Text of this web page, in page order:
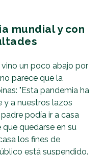
mundial y con
un poco abajo por
no parece que la
"Esta pandemia ha
y a nuestros lazos
podía ir a casa
quedarse en su
los fines de
está suspendido.